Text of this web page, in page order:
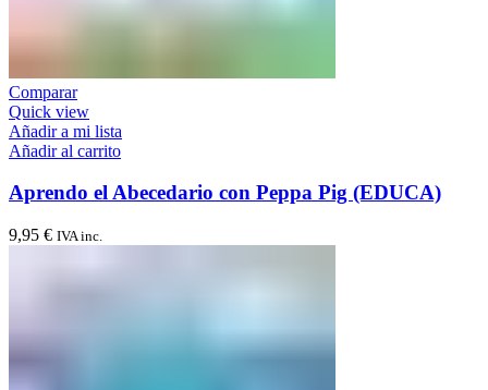
Comparar
Quick view
Añadir a mi lista
Añadir al carrito
Aprendo el Abecedario con Peppa Pig (EDUCA)
9,95 € IVA inc.